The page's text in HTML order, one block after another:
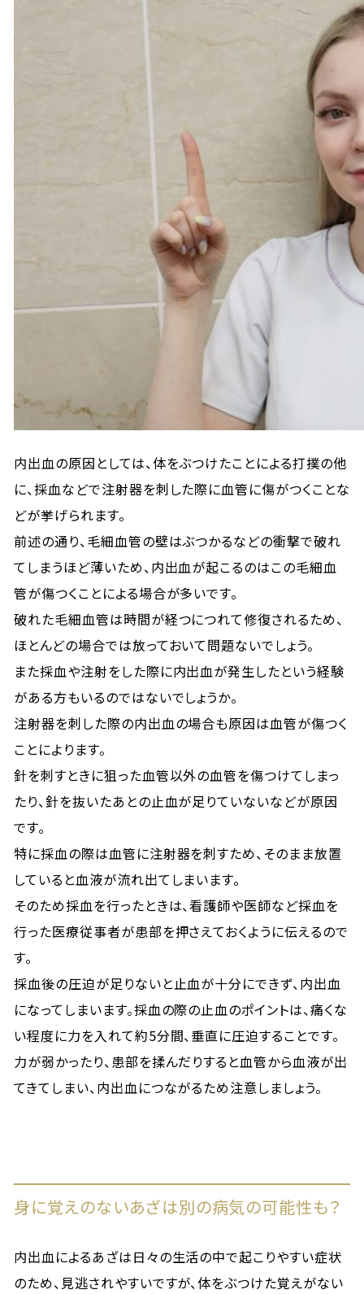
内出血の原因としては、体をぶつけたことによる打撲の他
に、採血などで注射器を刺した際に血管に傷がつくことな
どが挙げられます。
前述の通り、毛細血管の壁はぶつかるなどの衝撃で破れ
てしまうほど薄いため、内出血が起こるのはこの毛細血
管が傷つくことによる場合が多いです。
破れた毛細血管は時間が経つにつれて修復されるため、
ほとんどの場合では放っておいて問題ないでしょう。
また採血や注射をした際に内出血が発生したという経験
がある方もいるのではないでしょうか。
注射器を刺した際の内出血の場合も原因は血管が傷つく
ことによります。
針を刺すときに狙った血管以外の血管を傷つけてしまっ
たり、針を抜いたあとの止血が足りていないなどが原因
です。
特に採血の際は血管に注射器を刺すため、そのまま放置
していると血液が流れ出てしまいます。
そのため採血を行ったときは、看護師や医師など採血を
行った医療従事者が患部を押さえておくように伝えるので
す。
採血後の圧迫が足りないと止血が十分にできず、内出血
になってしまいます。採血の際の止血のポイントは、痛くな
い程度に力を入れて約5分間、垂直に圧迫することです。
力が弱かったり、患部を揉んだりすると血管から血液が出
てきてしまい、内出血につながるため注意しましょう。
身に覚えのないあざは別の病気の可能性も？
内出血によるあざは日々の生活の中で起こりやすい症状
のため、見逃されやすいですが、体をぶつけた覚えがない